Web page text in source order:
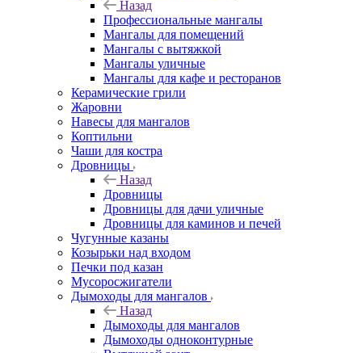
Назад
Профессиональные мангалы
Мангалы для помещений
Мангалы с вытяжкой
Мангалы уличные
Мангалы для кафе и ресторанов
Керамические грили
Жаровни
Навесы для мангалов
Коптильни
Чаши для костра
Дровницы
Назад
Дровницы
Дровницы для дачи уличные
Дровницы для каминов и печей
Чугунные казаны
Козырьки над входом
Печки под казан
Мусоросжигатели
Дымоходы для мангалов
Назад
Дымоходы для мангалов
Дымоходы одноконтурные